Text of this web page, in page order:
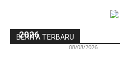
BERITA TERBARU
Pra-PKKMB Politeknik
2026
- 08/08/2026